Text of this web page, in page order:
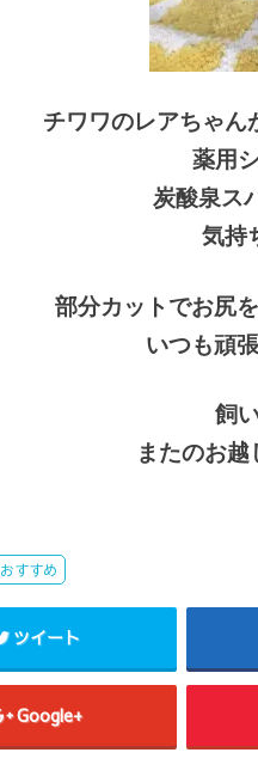
チワワのレアちゃん
薬用
炭酸泉ス
気持
部分カットでお尻
いつも頑
飼
またのお越
おすすめ
ツイート
Google+